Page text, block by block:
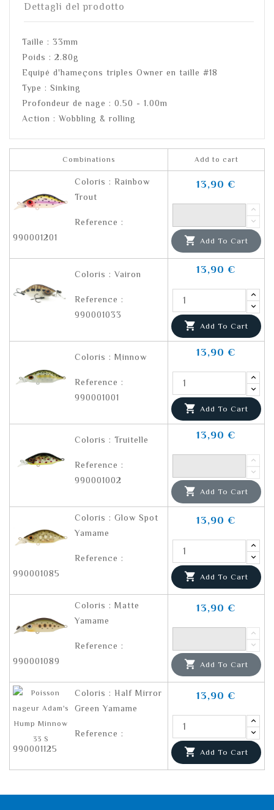
Dettagli del prodotto
Taille : 33mm
Poids : 2.80g
Equipé d'hameçons triples Owner en taille #18
Type : Sinking
Profondeur de nage : 0.50 - 1.00m
Action : Wobbling & rolling
Combinations Add to cart
Coloris : Rainbow
Trout
Reference :
990001201
13,90 €
 Add To Cart
Coloris : Vairon
Reference :
990001033
13,90 €
 Add To Cart
Coloris : Minnow
Reference :
990001001
13,90 €
 Add To Cart
Coloris : Truitelle
Reference :
990001002
13,90 €
 Add To Cart
Coloris : Glow Spot
Yamame
Reference :
990001085
13,90 €
 Add To Cart
Coloris : Matte
Yamame
Reference :
990001089
13,90 €
 Add To Cart
Coloris : Half Mirror
Green Yamame
Reference :
990001125
13,90 €
 Add To Cart